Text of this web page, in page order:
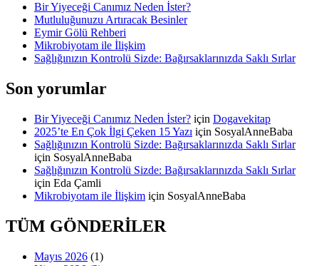
Bir Yiyeceği Canımız Neden İster?
Mutluluğunuzu Artıracak Besinler
Eymir Gölü Rehberi
Mikrobiyotam ile İlişkim
Sağlığınızın Kontrolü Sizde: Bağırsaklarınızda Saklı Sırlar
Son yorumlar
Bir Yiyeceği Canımız Neden İster? için Dogavekitap
2025’te En Çok İlgi Çeken 15 Yazı için SosyalAnneBaba
Sağlığınızın Kontrolü Sizde: Bağırsaklarınızda Saklı Sırlar
için SosyalAnneBaba
Sağlığınızın Kontrolü Sizde: Bağırsaklarınızda Saklı Sırlar
için Eda Çamli
Mikrobiyotam ile İlişkim için SosyalAnneBaba
TÜM GÖNDERİLER
Mayıs 2026 (1)